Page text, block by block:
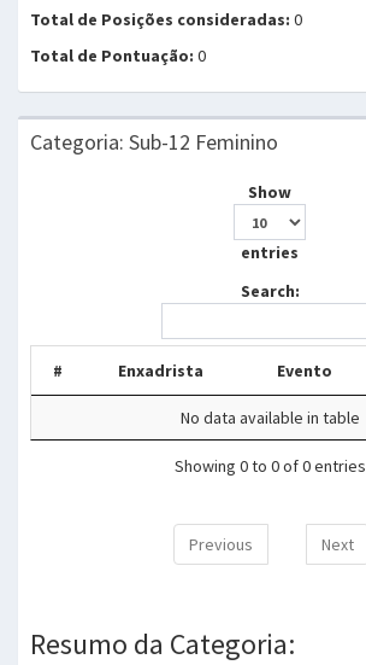
Total de Posições consideradas: 0
Total de Pontuação: 0
Categoria: Sub-12 Feminino
Show
entries
Search:
# Enxadrista Evento
No data available in table
Showing 0 to 0 of 0 entries
Previous Next
Resumo da Categoria: